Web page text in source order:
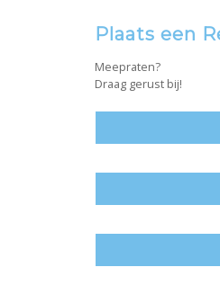
Plaats een
Meepraten?
Draag gerust bij!